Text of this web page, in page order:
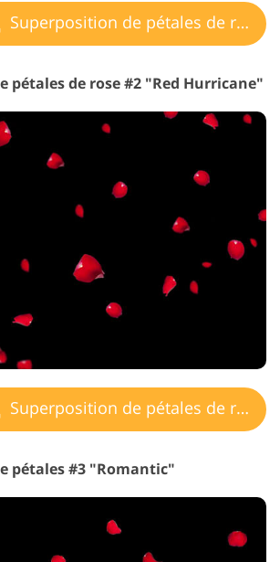
Superposition de pétales de rose
pétales de rose #2 "Red Hurricane"
Superposition de pétales de rose
pétales #3 "Romantic"